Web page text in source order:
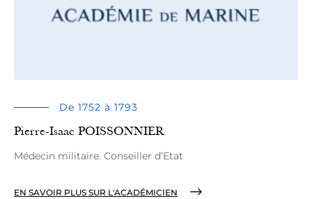
De 1752 à 1793
Pierre-Isaac POISSONNIER
Médecin militaire. Conseiller d’Etat
EN SAVOIR PLUS SUR L'ACADÉMICIEN